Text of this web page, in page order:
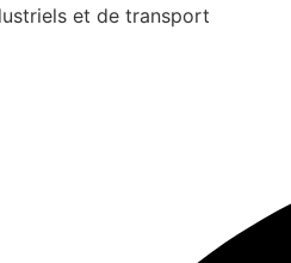
et de transport